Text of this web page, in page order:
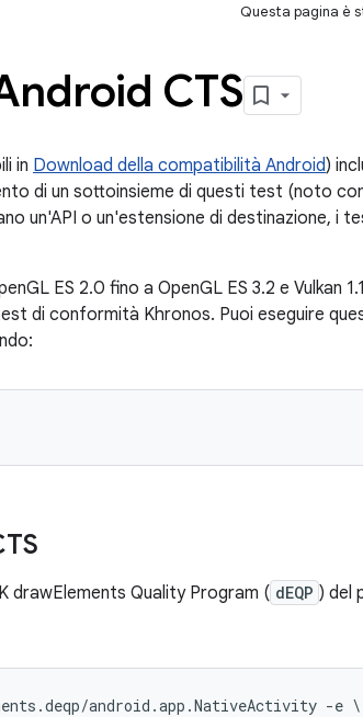
Questa pagina è
CTS
in Download della compatibilità Android)
di un sottoinsieme di questi test (noto
un'API o un'estensione di destinazione, i
ES 2.0 fino a OpenGL ES 3.2 e Vulkan
di conformità Khronos. Puoi eseguire
drawElements Quality Program ( dEQP ) del
android.app.NativeActivity -e \